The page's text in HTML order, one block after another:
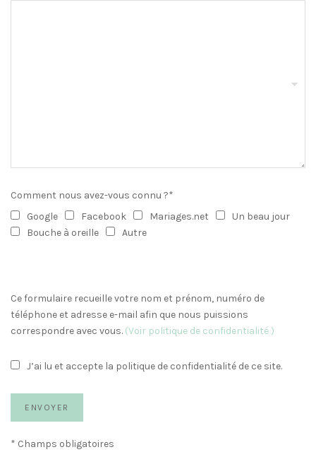
Comment nous avez-vous connu ?*
Google
Facebook Mariages.net
Un beau jour
Bouche à oreille
Autre
Ce formulaire recueille votre nom et prénom, numéro de
téléphone et adresse e-mail afin que nous puissions
correspondre avec vous. (Voir politique de confidentialité )
J’ai lu et accepte la politique de confidentialité de ce site.
* Champs obligatoires